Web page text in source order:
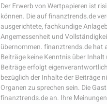
Der Erwerb von Wertpapieren ist
können. Die auf finanztrends.de
ausgerichtete, fachkundige
Angemessenheit und
übernommen. finanztrends.de hat
Beiträge keine Kenntnis über
Beiträge erfolgt
bezüglich der Inhalte der Beiträge
Organen zu sprechen sein. Die
finanztrends.de an. Ihre